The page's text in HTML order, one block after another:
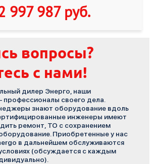
997 987 руб.
вопросы?
с нами!
дилер Энерго, наши
профессионалы своего дела.
знают оборудование вдоль
инженеры имеют
ремонт, ТО с сохранением
Приобретенные у нас
в дальнейшем обслуживаются
(обсуждается с каждым